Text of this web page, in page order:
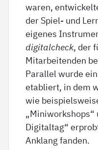
waren,
der Spiel- und
eigenes
digitalcheck, der
Mitarbeitenden
Parallel wurde
etabliert, in dem
wie
„Miniworkshops“
Digitaltag“
Anklang fanden.